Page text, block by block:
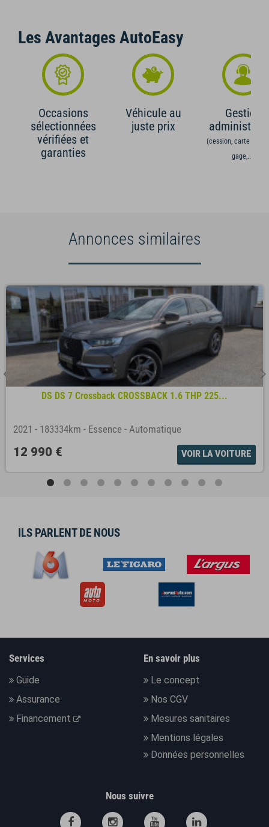
Les Avantages AutoEasy
Occasions
sélectionnées
vérifiées et
garanties
Véhicule au
juste prix
Gestion
(cession, carte grise,
gage,...)
Annonces similaires
DS DS 7 Crossback CROSSBACK 1.6 THP 225...
2021 - 183334km - Essence - Automatique
12 990 € VOIR LA VOITURE
ILS PARLENT DE NOUS
Services
Guide
Assurance
Financement
En savoir plus
Le concept
Nos CGV
Mesures sanitaires
Mentions légales
Données personnelles
Nous suivre